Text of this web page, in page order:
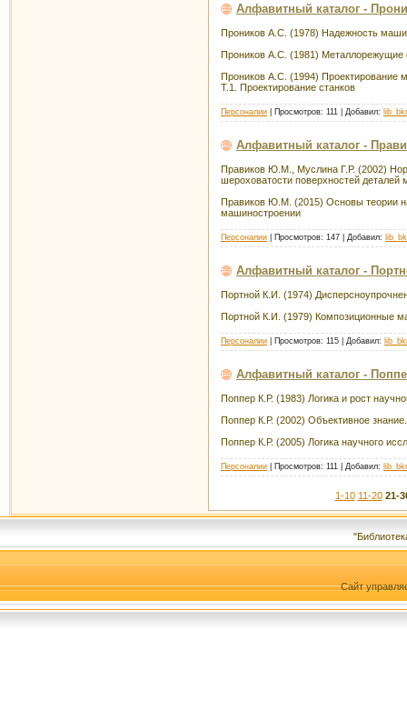
Алфавитный каталог -
Проников А.С. (1978) Надежность
Проников А.С. (1981) Металлорежущие
Проников А.С. (1994) Проектирование
Т.1. Проектирование станков
Персоналии | Просмотров: 111 | Добавил:
Алфавитный каталог -
Правиков Ю.М., Муслина Г.Р. (2002)
шероховатости поверхностей деталей
Правиков Ю.М. (2015) Основы теории
машиностроении
Персоналии | Просмотров: 147 | Добавил:
Алфавитный каталог -
Портной К.И. (1974)
Портной К.И. (1979) Композиционные
Персоналии | Просмотров: 115 | Добавил:
Алфавитный каталог -
Поппер К.Р. (1983) Логика и рост
Поппер К.Р. (2002) Объективное
Поппер К.Р. (2005) Логика научного
Персоналии | Просмотров: 111 | Добавил:
1-10 11-20 21-
Сайт